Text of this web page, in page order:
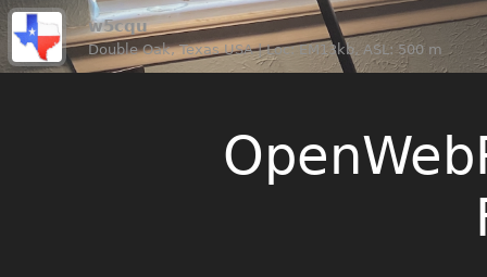
w5cqu
Double Oak, Texas USA | Loc: EM13kb, ASL: 500 m